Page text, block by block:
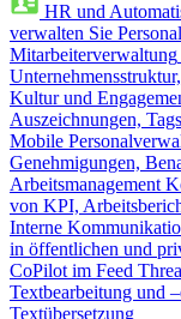
HR und
verwalten Sie
Mitarbeiterverwaltung
Kultur und
Auszeichnungen,
Mobile
Genehmigungen,
Arbeitsmanagement
von KPI,
Interne
in öffentlichen und
CoPilot im Feed
Textbearbeitung und
Textübersetzung